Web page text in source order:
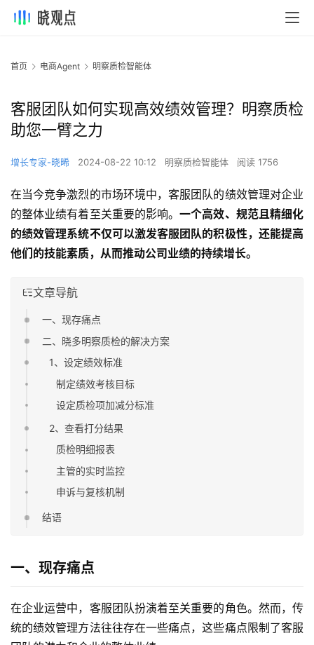
首页 电商Agent 明察质检智能体
客服团队如何实现高效绩效管理？明察质检
助您一臂之力
增长专家-晓晞 2024-08-22 10:12 明察质检智能体 阅读 1756
在当今竞争激烈的市场环境中，客服团队的绩效管理对企业
的整体业绩有着至关重要的影响。一个高效、规范且精细化
的绩效管理系统不仅可以激发客服团队的积极性，还能提高
他们的技能素质，从而推动公司业绩的持续增长。
文章导航
一、现存痛点
二、晓多明察质检的解决方案
1、设定绩效标准
制定绩效考核目标
设定质检项加减分标准
2、查看打分结果
质检明细报表
主管的实时监控
申诉与复核机制
结语
一、现存痛点
在企业运营中，客服团队扮演着至关重要的角色。然而，传
统的绩效管理方法往往存在一些痛点，这些痛点限制了客服